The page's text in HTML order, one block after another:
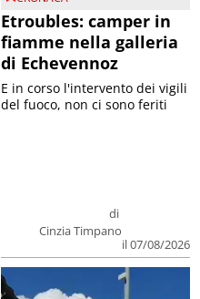
Etroubles: camper in
fiamme nella galleria
di Echevennoz
di
Cinzia Timpano
il 07/08/2026
E in corso l'intervento dei vigili
del fuoco, non ci sono feriti